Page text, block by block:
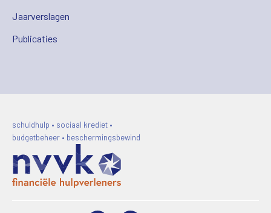
Jaarverslagen
Publicaties
schuldhulp • sociaal krediet •
budgetbeheer • beschermingsbewind